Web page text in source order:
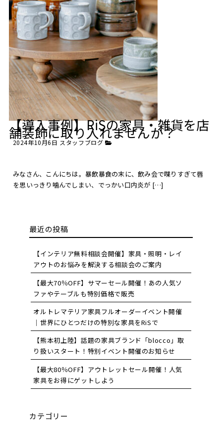
【導入事例】RiSの家具・雑貨を店
舗装飾に取り入れませんか？
2024年10月6日 スタッフブログ
みなさん、こんにちは。暴飲暴食の末に、飲み会で喋りすぎて唇
を思いっきり噛んでしまい、でっかい口内炎が […]
最近の投稿
【インテリア無料相談会開催】家具・照明・レイ
アウトのお悩みを解決する相談会のご案内
【最大70％OFF】サマーセール開催！あの人気ソ
ファやテーブルも特別価格で販売
オルトレマテリア家具フルオーダーイベント開催
｜世界にひとつだけの特別な家具をRiSで
【熊本初上陸】話題の家具ブランド「blocco」取
り扱いスタート！特別イベント開催のお知らせ
【最大80％OFF】アウトレットセール開催！人気
家具をお得にゲットしよう
カテゴリー